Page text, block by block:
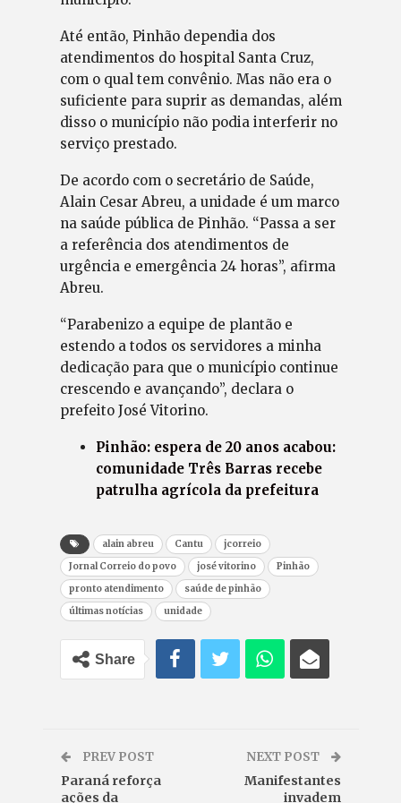
Até então, Pinhão dependia dos
atendimentos do hospital Santa Cruz,
com o qual tem convênio. Mas não era o
suficiente para suprir as demandas, além
disso o município não podia interferir no
serviço prestado.
De acordo com o secretário de Saúde,
Alain Cesar Abreu, a unidade é um marco
na saúde pública de Pinhão. “Passa a ser
a referência dos atendimentos de
urgência e emergência 24 horas”, afirma
Abreu.
“Parabenizo a equipe de plantão e
estendo a todos os servidores a minha
dedicação para que o município continue
crescendo e avançando”, declara o
prefeito José Vitorino.
Pinhão: espera de 20 anos acabou:
comunidade Três Barras recebe
patrulha agrícola da prefeitura
alain abreu Cantu
jcorreio
Jornal Correio do povo
josé vitorino
Pinhão
pronto atendimento
saúde de pinhão
últimas notícias
unidade
Share
PREV POST
Paraná reforça
ações da
NEXT POST
Manifestantes
invadem